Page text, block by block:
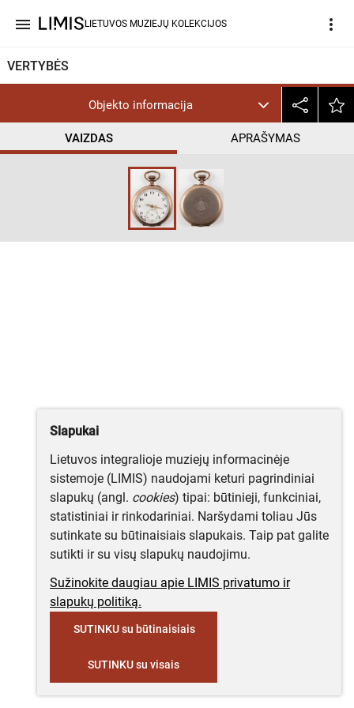
menu LIETUVOS MUZIEJŲ KOLEKCIJOS more_vert
VERTYBĖS
Objekto informacija
VAIZDAS APRAŠYMAS
help_outline
Slapukai
Lietuvos integralioje muziejų informacinėje
sistemoje (LIMIS) naudojami keturi pagrindiniai
slapukų (angl. cookies) tipai: būtinieji, funkciniai,
statistiniai ir rinkodariniai. Naršydami toliau Jūs
sutinkate su būtinaisiais slapukais. Taip pat galite
sutikti ir su visų slapukų naudojimu.
Sužinokite daugiau apie LIMIS privatumo ir
slapukų politiką.
SUTINKU su būtinaisiais
SUTINKU su visais